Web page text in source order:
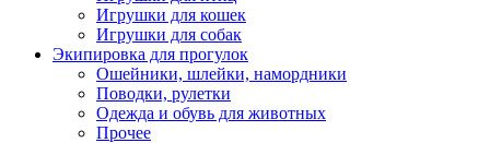
Игрушки для кошек
Игрушки для собак
Экипировка для прогулок
Ошейники, шлейки, намордники
Поводки, рулетки
Одежда и обувь для животных
Прочее